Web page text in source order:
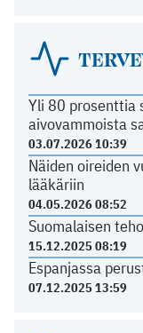
Yli 80 prosenttia
aivovammoista
03.07.2026 10:39
Näiden oireiden
lääkäriin
04.05.2026 08:52
Suomalaisen
15.12.2025 08:19
Espanjassa
07.12.2025 13:59